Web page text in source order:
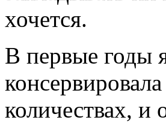
хочется.
В первые годы
количествах, и